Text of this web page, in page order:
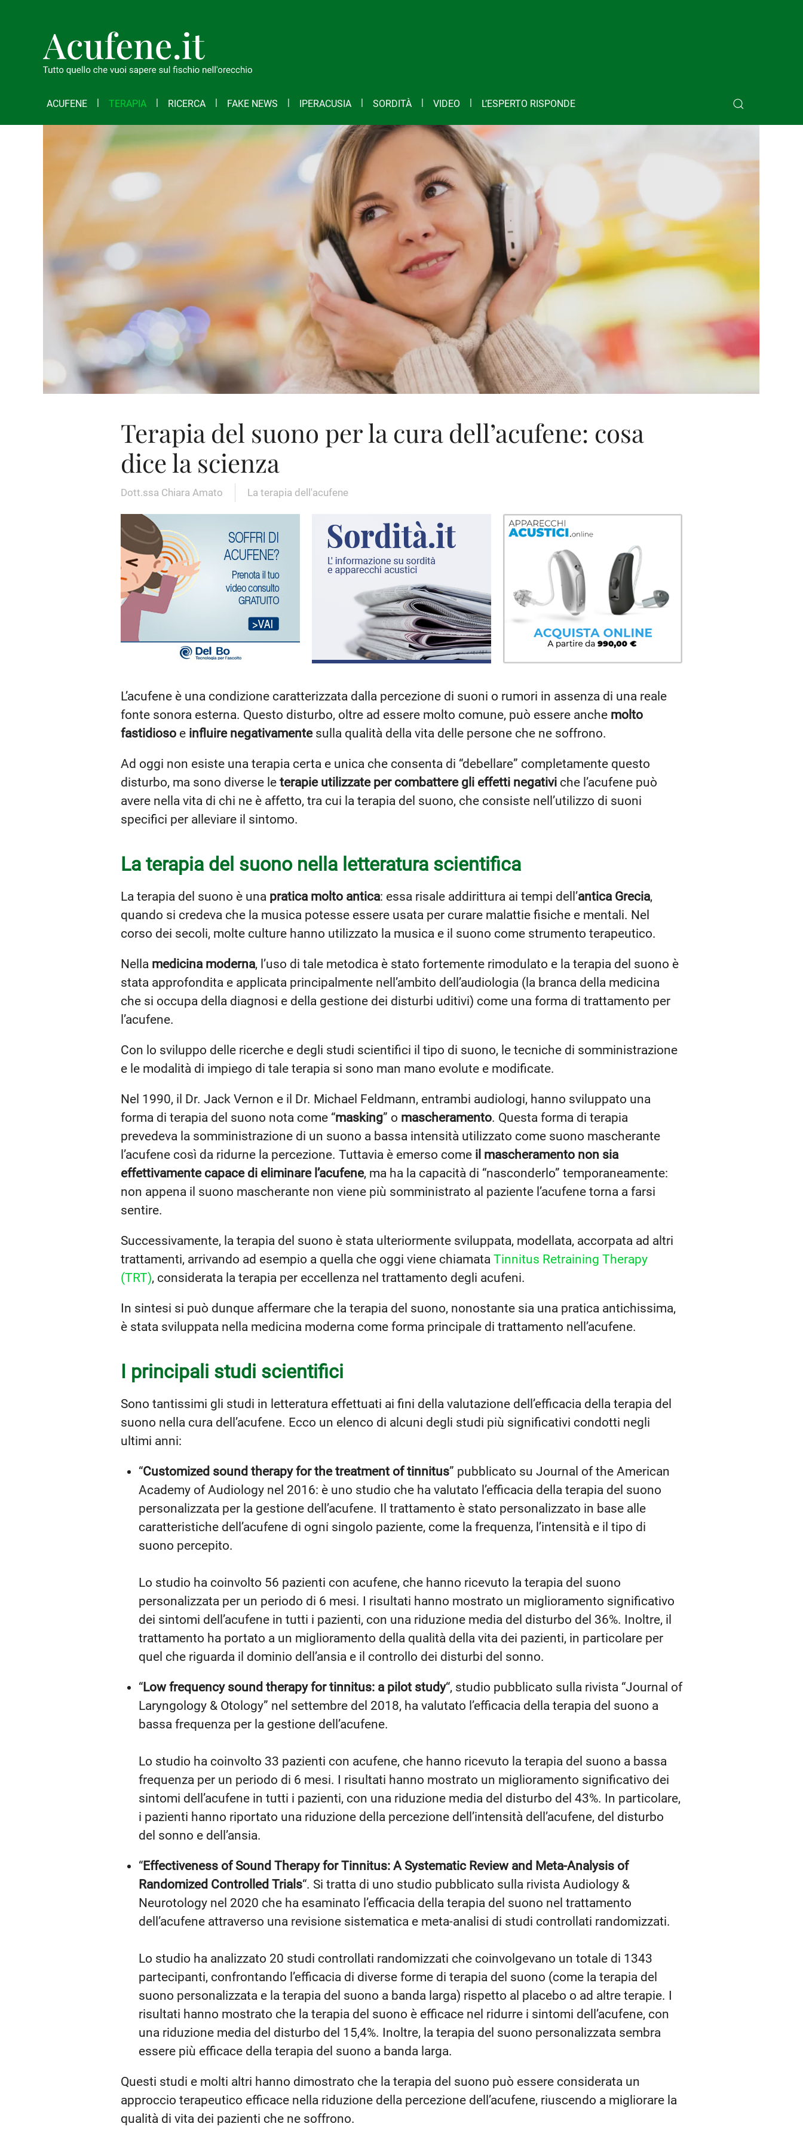
ACUFENE TERAPIA RICERCA FAKE NEWS IPERACUSIA SORDITÀ VIDEO L’ESPERTO RISPONDE
Terapia del suono per la cura dell’acufene: cosa
dice la scienza
Dott.ssa Chiara Amato La terapia dell'acufene
L’acufene è una condizione caratterizzata dalla percezione di suoni o rumori in assenza di una reale
fonte sonora esterna. Questo disturbo, oltre ad essere molto comune, può essere anche molto
fastidioso e influire negativamentesulla qualità della vita delle persone che ne soffrono.
Ad oggi non esiste una terapia certa e unica che consenta di “debellare” completamente questo
disturbo, ma sono diverse le terapie utilizzate per combattere gli effetti negativi che l’acufene può
avere nella vita di chi ne è affetto, tra cui la terapia del suono, che consiste nell’utilizzo di suoni
specifici per alleviare il sintomo.
La terapia del suono nella letteratura scientifica
La terapia del suono è una pratica molto antica: essa risale addirittura ai tempi dell’antica Grecia,
quando si credeva che la musica potesse essere usata per curare malattie fisiche e mentali. Nel
corso dei secoli, molte culture hanno utilizzato la musica e il suono come strumento terapeutico.
Nella medicina moderna, l’uso di tale metodica è stato fortemente rimodulato e la terapia del suono è
stata approfondita e applicata principalmente nell’ambito dell’audiologia (la branca della medicina
che si occupa della diagnosi e della gestione dei disturbi uditivi) come una forma di trattamento per
l’acufene.
Con lo sviluppo delle ricerche e degli studi scientifici il tipo di suono, le tecniche di somministrazione
e le modalità di impiego di tale terapia si sono man mano evolute e modificate.
Nel 1990, il Dr. Jack Vernon e il Dr. Michael Feldmann, entrambi audiologi, hanno sviluppato una
forma di terapia del suono nota come “masking” o mascheramento. Questa forma di terapia
prevedeva la somministrazione di un suono a bassa intensità utilizzato come suono mascherante
l’acufene così da ridurne la percezione. Tuttavia è emerso come il mascheramento non sia
effettivamente capace di eliminare l’acufene, ma ha la capacità di “nasconderlo” temporaneamente:
non appena il suono mascherante non viene più somministrato al paziente l’acufene torna a farsi
sentire.
Successivamente, la terapia del suono è stata ulteriormente sviluppata, modellata, accorpata ad altri
trattamenti, arrivando ad esempio a quella che oggi viene chiamata Tinnitus Retraining Therapy
(TRT), considerata la terapia per eccellenza nel trattamento degli acufeni.
In sintesi si può dunque affermare che la terapia del suono, nonostante sia una pratica antichissima,
è stata sviluppata nella medicina moderna come forma principale di trattamento nell’acufene.
I principali studi scientifici
Sono tantissimi gli studi in letteratura effettuati ai fini della valutazione dell’efficacia della terapia del
suono nella cura dell’acufene. Ecco un elenco di alcuni degli studi più significativi condotti negli
ultimi anni:
“Customized sound therapy for the treatment of tinnitus” pubblicato su Journal of the American
Academy of Audiology nel 2016: è uno studio che ha valutato l’efficacia della terapia del suono
personalizzata per la gestione dell’acufene. Il trattamento è stato personalizzato in base alle
caratteristiche dell’acufene di ogni singolo paziente, come la frequenza, l’intensità e il tipo di
suono percepito.
Lo studio ha coinvolto 56 pazienti con acufene, che hanno ricevuto la terapia del suono
personalizzata per un periodo di 6 mesi. I risultati hanno mostrato un miglioramento significativo
dei sintomi dell’acufene in tutti i pazienti, con una riduzione media del disturbo del 36%. Inoltre, il
trattamento ha portato a un miglioramento della qualità della vita dei pazienti, in particolare per
quel che riguarda il dominio dell’ansia e il controllo dei disturbi del sonno.
“Low frequency sound therapy for tinnitus: a pilot study“, studio pubblicato sulla rivista “Journal of
Laryngology & Otology” nel settembre del 2018, ha valutato l’efficacia della terapia del suono a
bassa frequenza per la gestione dell’acufene.
Lo studio ha coinvolto 33 pazienti con acufene, che hanno ricevuto la terapia del suono a bassa
frequenza per un periodo di 6 mesi. I risultati hanno mostrato un miglioramento significativo dei
sintomi dell’acufene in tutti i pazienti, con una riduzione media del disturbo del 43%. In particolare,
i pazienti hanno riportato una riduzione della percezione dell’intensità dell’acufene, del disturbo
del sonno e dell’ansia.
“Effectiveness of Sound Therapy for Tinnitus: A Systematic Review and Meta-Analysis of
Randomized Controlled Trials“. Si tratta di uno studio pubblicato sulla rivista Audiology &
Neurotology nel 2020 che ha esaminato l’efficacia della terapia del suono nel trattamento
dell’acufene attraverso una revisione sistematica e meta-analisi di studi controllati randomizzati.
Lo studio ha analizzato 20 studi controllati randomizzati che coinvolgevano un totale di 1343
partecipanti, confrontando l’efficacia di diverse forme di terapia del suono (come la terapia del
suono personalizzata e la terapia del suono a banda larga) rispetto al placebo o ad altre terapie. I
risultati hanno mostrato che la terapia del suono è efficace nel ridurre i sintomi dell’acufene, con
una riduzione media del disturbo del 15,4%. Inoltre, la terapia del suono personalizzata sembra
essere più efficace della terapia del suono a banda larga.
Questi studi e molti altri hanno dimostrato che la terapia del suono può essere considerata un
approccio terapeutico efficace nella riduzione della percezione dell’acufene, riuscendo a migliorare la
qualità di vita dei pazienti che ne soffrono.